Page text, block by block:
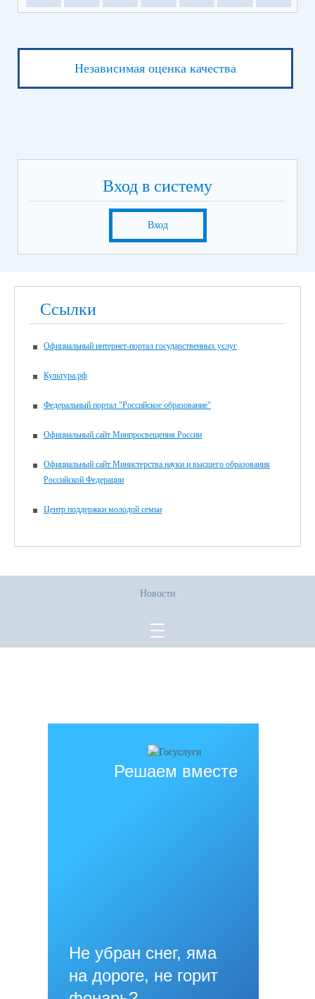
Независимая оценка качества
Вход в систему
Вход
Ссылки
Официальный интернет-портал государственных услуг
Культура.рф
Федеральный портал "Российское образование"
Официальный сайт Минпросвещения России
Официальный сайт Министерства науки и высшего образования
Российской Федерации
Центр поддержки молодой семьи
Новости
Решаем вместе
Не убран снег, яма
на дороге, не горит